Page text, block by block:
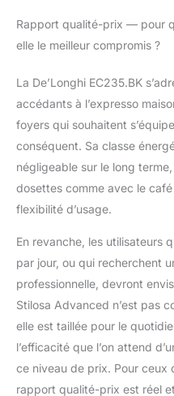
Rapport qualité-prix — pour
elle le meilleur compromis ?
La De’Longhi EC235.BK
accédants à l’expresso
foyers qui souhaitent
conséquent. Sa classe
négligeable sur le long
dosettes comme avec le
flexibilité d’usage.
En revanche, les utilisateurs
par jour, ou qui recherchent
professionnelle, devront
Stilosa Advanced n’est pas
elle est taillée pour le
l’efficacité que l’on attend
ce niveau de prix. Pour ceux
rapport qualité-prix est réel